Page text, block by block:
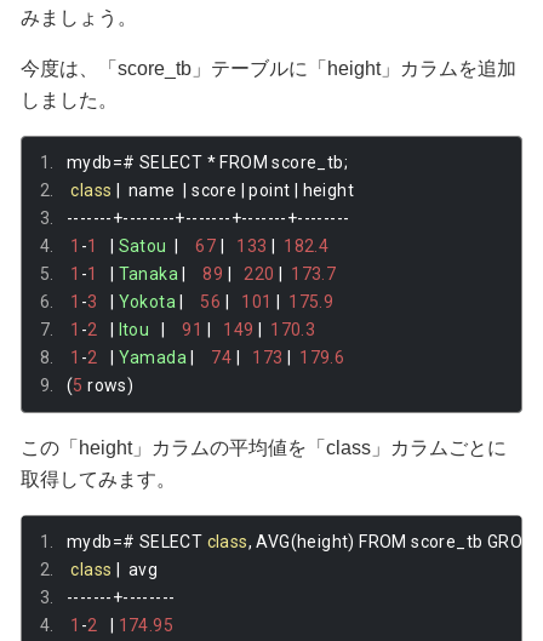
みましょう。
今度は、「score_tb」テーブルに「height」カラムを追加
しました。
mydb=# SELECT * FROM score_tb;
class
  name
score point
height
-------+--------+-------+-------+--------
1 -1 Satou 67 133
182.4
1 -1 Tanaka 89 220
173.7
1 -3 Yokota 56 101
175.9
1 -2 Itou 91 149
170.3
1 -2 Yamada 74 173
179.6
(5 rows)
この「height」カラムの平均値を「class」カラムごとに
取得してみます。
mydb=# SELECT class, AVG(height) FROM score_tb
class
  avg
-------+--------
1 -2
174.95